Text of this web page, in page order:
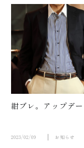
紺ブレ。アップデー
2023/02/09 お知らせ